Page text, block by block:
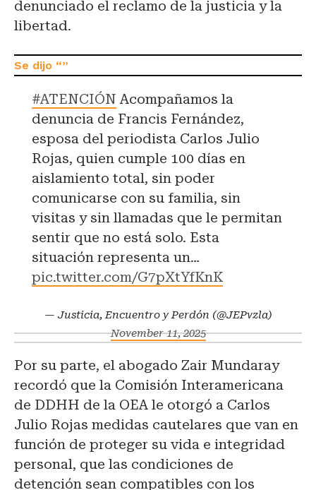
denunciado el reclamo de la justicia y la
libertad.
#ATENCIÓN Acompañamos la
denuncia de Francis Fernández,
esposa del periodista Carlos Julio
Rojas, quien cumple 100 días en
aislamiento total, sin poder
comunicarse con su familia, sin
visitas y sin llamadas que le permitan
sentir que no está solo. Esta
situación representa un…
pic.twitter.com/G7pXtYfKnK
— Justicia, Encuentro y Perdón (@JEPvzla)
November 11, 2025
Por su parte, el abogado Zair Mundaray
recordó que la Comisión Interamericana
de DDHH de la OEA le otorgó a Carlos
Julio Rojas medidas cautelares que van en
función de proteger su vida e integridad
personal, que las condiciones de
detención sean compatibles con los